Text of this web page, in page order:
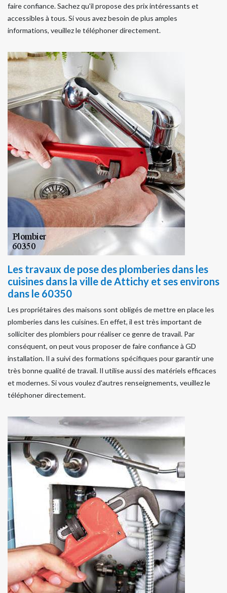
faire confiance. Sachez qu'il propose des prix intéressants et
accessibles à tous. Si vous avez besoin de plus amples
informations, veuillez le téléphoner directement.
Les travaux de pose des plomberies dans les
cuisines dans la ville de Attichy et ses environs
dans le 60350
Les propriétaires des maisons sont obligés de mettre en place les
plomberies dans les cuisines. En effet, il est très important de
solliciter des plombiers pour réaliser ce genre de travail. Par
conséquent, on peut vous proposer de faire confiance à GD
installation. Il a suivi des formations spécifiques pour garantir une
très bonne qualité de travail. Il utilise aussi des matériels efficaces
et modernes. Si vous voulez d'autres renseignements, veuillez le
téléphoner directement.